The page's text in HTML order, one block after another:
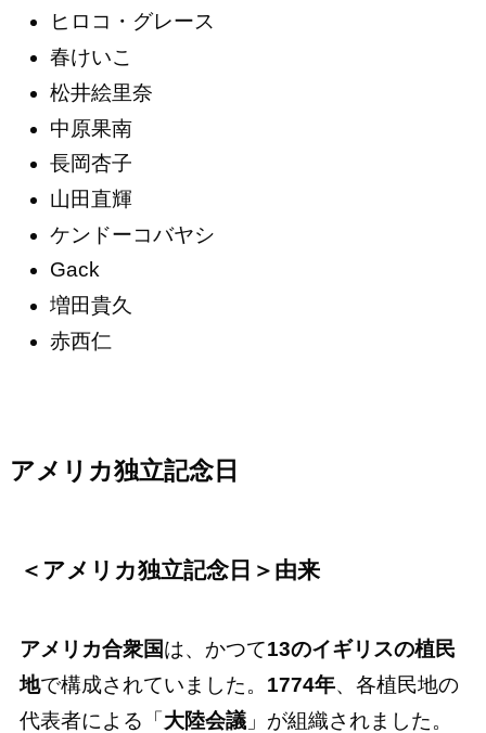
ヒロコ・グレース
春けいこ
松井絵里奈
中原果南
長岡杏子
山田直輝
ケンドーコバヤシ
Gack
増田貴久
赤西仁
アメリカ独立記念日
＜アメリカ独立記念日＞由来
アメリカ合衆国は、かつて13のイギリスの植民
地で構成されていました。 1774年、各植民地の
代表者による「大陸会議」が組織されました。